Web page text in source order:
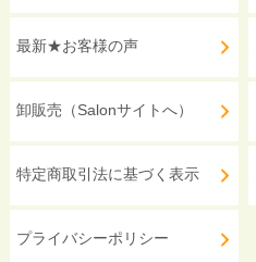
最新★お客様の声
卸販売（Salonサイトへ）
特定商取引法に基づく表示
プライバシーポリシー